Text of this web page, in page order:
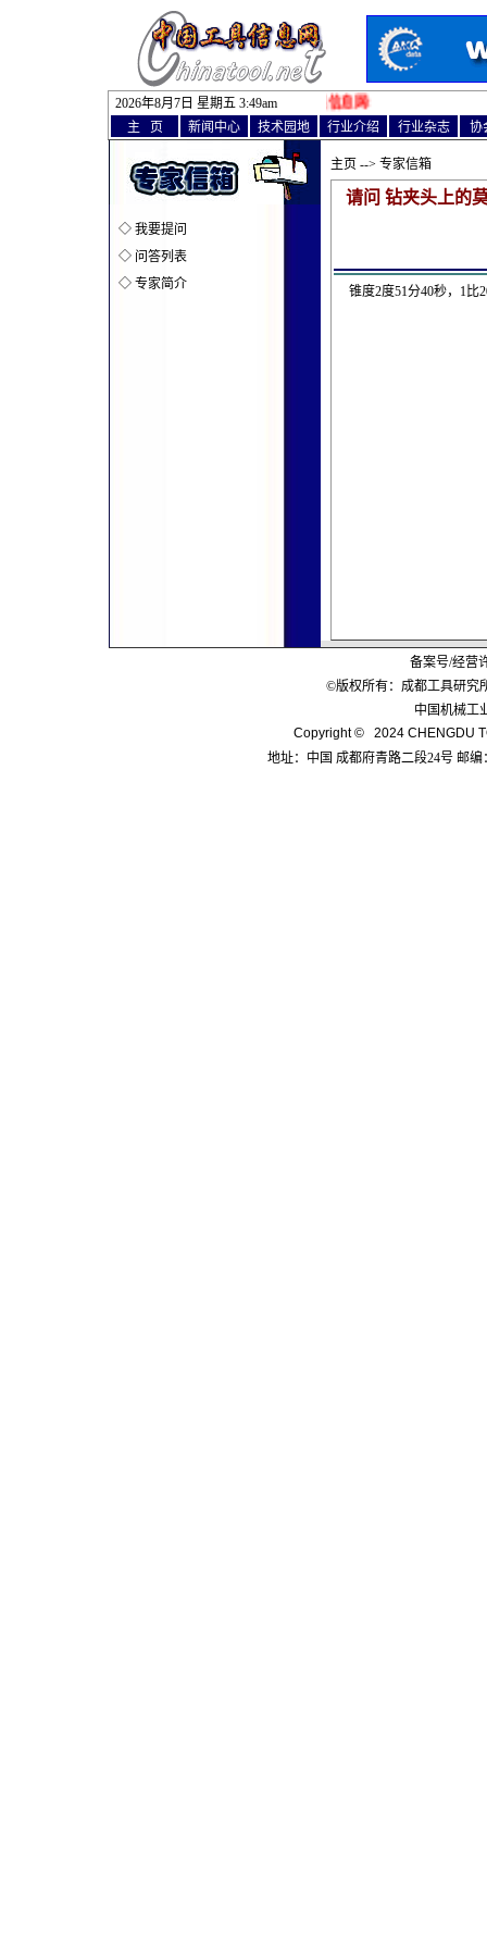
2026年8月7日 星期五 3:49am
欢迎访问中国工具信息网!
主 页
新闻中心 技术园地 行业介绍 行业杂志 协
◇ 我要提问
◇ 问答列表
◇ 专家简介
主页 --> 专家信箱
请问 钻夹头上的
锥度2度51分40秒，1比
备案号/经营
©版权所有：成都工具研究
中国机械工
Copyright © 2024 CHENGDU
地址：中国 成都府青路二段24号 邮编